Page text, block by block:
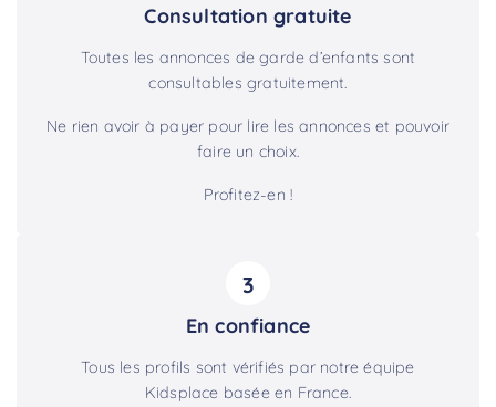
Consultation gratuite
Toutes les annonces de garde d’enfants sont
consultables gratuitement.
Ne rien avoir à payer pour lire les annonces et pouvoir
faire un choix.
Profitez-en !
3
En confiance
Tous les profils sont vérifiés par notre équipe
Kidsplace basée en France.